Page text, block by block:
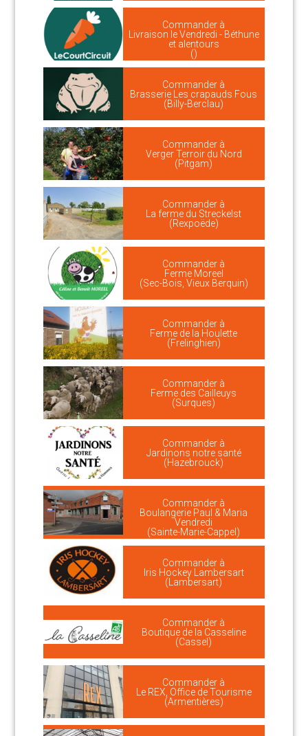
Commander à
Livraison le Vendredi - Béthune
et alentours
()
Commander à
Brasserie Les crapauds Fous
(Billy-Berclau)
Commander à
Verger Terroir du Nord
(Pitgam)
Commander à
La ferme du Streckelst
(Rexpoëde)
Commander à
Ferme Moreel
(Sec-Bois, Vieux Berquin)
Commander à
Ferme de la Houlette
(Frelinghien)
Commander à
Ferme des Cailleuys
(Surques)
Commander à
Jardinons notre santé
(Hazebrouck)
Commander à
Boulangerie Paul & Maria
Vendredi
(Sainte-Marie-Cappel)
Commander à
Iris Hockey Lambersart
(Lambersart)
Commander à
Boutique de la Casseline
(Cassel)
Commander à
Le REX, Office de Tourisme
(Armentières)